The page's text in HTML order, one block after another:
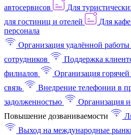
автосервисов
Для
для гостиниц и отелей
Для
персонала
Организация удалённой работы
сотрудников
Поддержка
филиалов
Организация
связь
Внедрение телефонии в
задолженностью
Организация
Повышение дозваниваемости
Выход на международные